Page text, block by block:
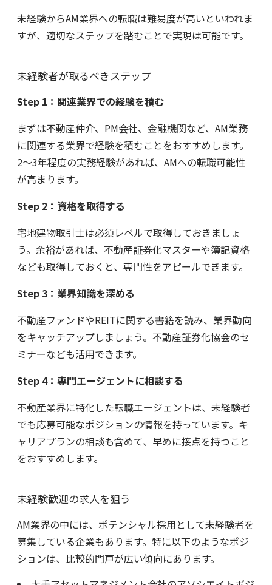
未経験からAM業界への転職は難易度が高いといわれま
すが、適切なステップを踏むことで実現は可能です。
未経験者が取るべきステップ
Step 1 ：関連業界での経験を積む
まずは不動産仲介、PM会社、金融機関など、AM業務
に関連する業界で経験を積むことをおすすめします。
2〜3年程度の実務経験があれば、AMへの転職可能性
が高まります。
Step 2 ：資格を取得する
宅地建物取引士は必須レベルで取得しておきましょ
う。余裕があれば、不動産証券化マスターや簿記資格
なども取得しておくと、専門性をアピールできます。
Step 3 ：業界知識を深める
不動産ファンドやREITに関する書籍を読み、業界動向
をキャッチアップしましょう。不動産証券化協会のセ
ミナーなども活用できます。
Step 4：専門エージェントに相談する
不動産業界に特化した転職エージェントは、未経験者
でも応募可能なポジションの情報を持っています。キ
ャリアプランの相談も含めて、早めに接点を持つこと
をおすすめします。
未経験歓迎の求人を狙う
AM業界の中には、ポテンシャル採用として未経験者を
募集している企業もあります。特に以下のようなポジ
ションは、比較的門戸が広い傾向にあります。